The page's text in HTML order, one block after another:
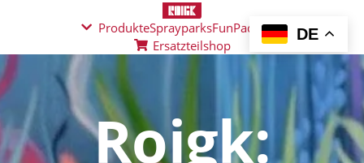
ProdukteSprayparksFunPad
News
Ersatzteilshop
Roigk:
DE